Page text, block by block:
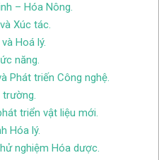
– Hóa Nông.
Xúc tác.
Hoá lý.
năng.
Phát triến Công nghệ.
trường.
triển vật liệu mới.
Hóa lý.
nghiệm Hóa dược.